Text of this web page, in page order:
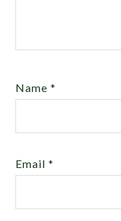
Name*
Email*